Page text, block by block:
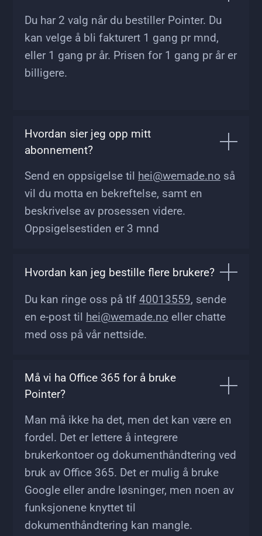
Du har 2 valg når du bestiller Pointer. Du
kan velge å bli fakturert 1 gang pr mnd,
eller 1 gang pr år. Prisen for 1 gang pr år er
billigere.
Hvordan sier jeg opp mitt
abonnement?
Send en oppsigelse til hei@wemade.no så
vil du motta en bekreftelse, samt en
beskrivelse av prosessen videre.
Oppsigelsestiden er 3 mnd
Hvordan kan jeg bestille flere brukere?
Du kan ringe oss på tlf40013559, sende
en e-post til hei@wemade.no eller chatte
med oss på vår nettside.
Må vi ha Office 365 for å bruke
Pointer?
Man må ikke ha det, men det kan være en
fordel. Det er lettere å integrere
brukerkontoer og dokumenthåndtering ved
bruk av Office 365. Det er mulig å bruke
Google eller andre løsninger, men noen av
funksjonene knyttet til
dokumenthåndtering kan mangle.